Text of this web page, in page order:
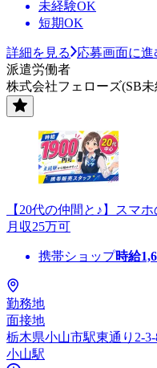
未経験OK
短期OK
詳細を見る
応募画面に進
派遣労働者
株式会社フェローズ(SB
【20代の仲間と♪】スマ
月収25万可
携帯ショップ時給
勤務地
面接地
栃木県小山市駅東通り2-3-
小山駅